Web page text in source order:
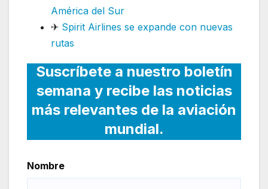
América del Sur
✈ Spirit Airlines se expande con nuevas
rutas
Suscríbete a nuestro boletín
semana y recibe las noticias
más relevantes de la aviación
mundial.
Nombre